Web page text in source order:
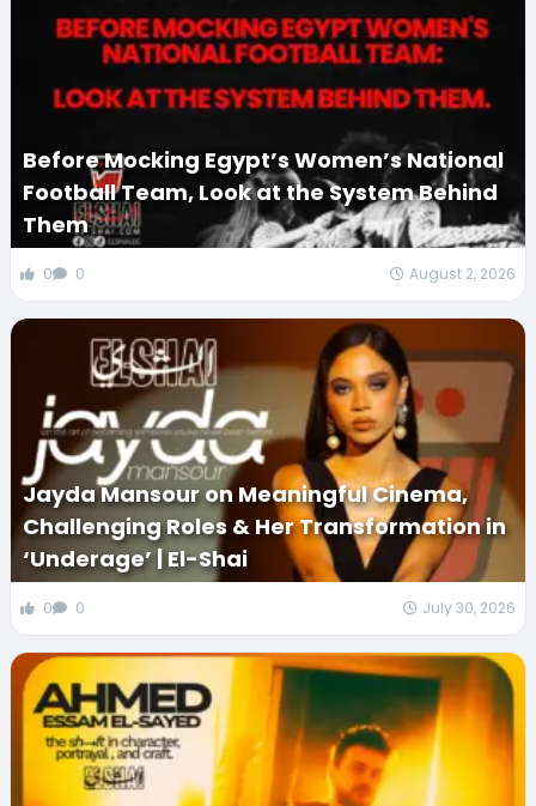
Before Mocking Egypt’s Women’s National
Football Team, Look at the System Behind
Them
0 0 August 2, 2026
Jayda Mansour on Meaningful Cinema,
Challenging Roles & Her Transformation in
‘Underage’ | El-Shai
0 0 July 30, 2026